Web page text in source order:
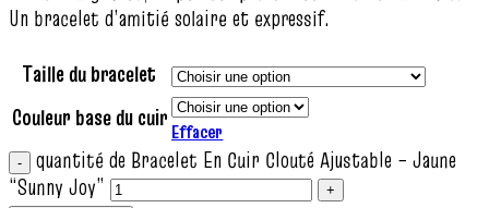
Un bracelet d’amitié solaire et expressif.
Taille du bracelet
Couleur base du cuir Effacer
quantité de Bracelet En Cuir Clouté Ajustable – Jaune
“Sunny Joy”